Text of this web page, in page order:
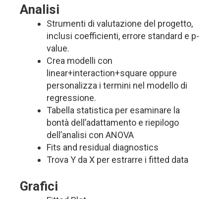
Analisi
Strumenti di valutazione del progetto,
inclusi coefficienti, errore standard e p-
value.
Crea modelli con
linear+interaction+square oppure
personalizza i termini nel modello di
regressione.
Tabella statistica per esaminare la
bontà dell’adattamento e riepilogo
dell’analisi con ANOVA
Fits and residual diagnostics
Trova Y da X per estrarre i fitted data
Grafici